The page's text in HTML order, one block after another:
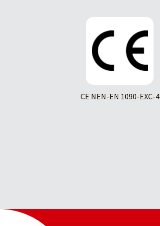
CE NEN-EN 1090-EXC-4